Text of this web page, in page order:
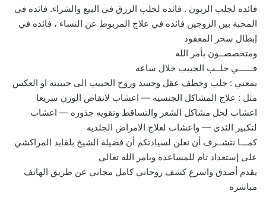
فائده لجلب الزبون . فائده لجلب الرزق في البيع والشراء. فائده في
المحبة بين الزوجين فائده في علاج المربوط عن النساء ، فائده في
إبطال سحر المعقود
ومتخصصــون بأمر الله
فــــــي جلــب الحبيب خلال ساعه
بمعني : جلب وخطف عقل وجسد وروح الحبيب الى حبيبته او العكس
مثل : علاج المشاكل الجنسيه — اعشاب لانقاص الوزن سريعا
اعشاب لحل مشاكل الشعر والتساقط وتقويه جذوره — اعشاب
لتكبير الثدى — واعشاب لعلاج الامراض الجلديه
كمـــا نتشــرف أن نعلن لسيادتكم أن فضيلة الشيخ بلقايد المراكشي
على إستعداد تام للمساعده وبامر الله تعالى
يقدم أصدق واسرع كشف روحاني كامل مجاني عن طريق الهاتف
مباشره